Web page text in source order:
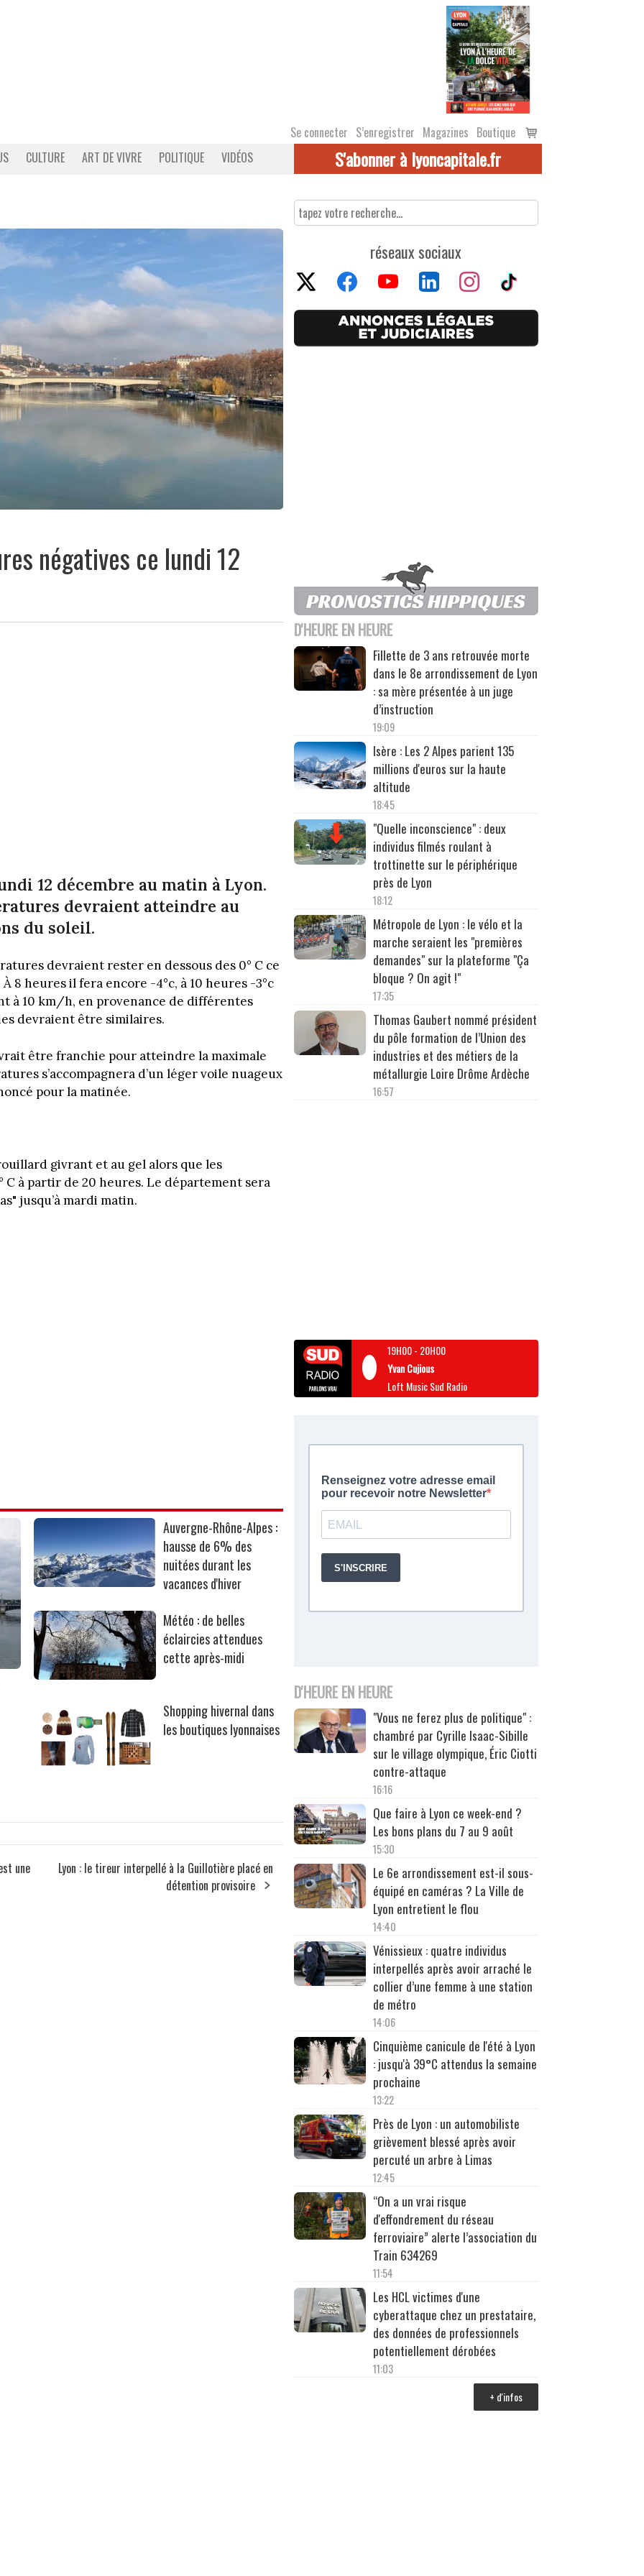
Se connecter S’enregistrer Magazines Boutique
Voir
le
CULTURE ART DE VIVRE POLITIQUE VIDÉOS S'abonner à lyoncapitale.fr
négatives ce lundi 12
12 décembre au matin à Lyon.
devraient atteindre au
du soleil.
devraient rester en dessous des 0° C ce
8 heures il fera encore -4°c, à 10 heures -3°c
à 10 km/h, en provenance de différentes
devraient être similaires.
être franchie pour atteindre la maximale
s’accompagnera d’un léger voile nuageux
pour la matinée.
givrant et au gel alors que les
à partir de 20 heures. Le département sera
jusqu’à mardi matin.
Auvergne-Rhône-Alpes :
hausse de 6% des
nuitées durant les
vacances d'hiver
Météo : de belles
éclaircies attendues
cette après-midi
Shopping hivernal dans
les boutiques lyonnaises
une
Lyon : le tireur interpellé à la Guillotière placé en
détention provisoire
réseaux sociaux
D'HEURE EN HEURE
Fillette de 3 ans retrouvée morte
dans le 8e arrondissement de Lyon
: sa mère présentée à un juge
d’instruction
19:09
Isère : Les 2 Alpes parient 135
millions d'euros sur la haute
altitude
18:45
"Quelle inconscience" : deux
individus filmés roulant à
trottinette sur le périphérique
près de Lyon
18:12
Métropole de Lyon : le vélo et la
marche seraient les "premières
demandes" sur la plateforme "Ça
bloque ? On agit !"
17:35
Thomas Gaubert nommé président
du pôle formation de l’Union des
industries et des métiers de la
métallurgie Loire Drôme Ardèche
16:57
19H00- 20H00
Yvan Cujious
Loft Music Sud Radio
D'HEURE EN HEURE
"Vous ne ferez plus de politique" :
chambré par Cyrille Isaac-Sibille
sur le village olympique, Éric Ciotti
contre-attaque
16:16
Que faire à Lyon ce week-end ?
Les bons plans du 7 au 9 août
15:30
Le 6e arrondissement est-il sous-
équipé en caméras ? La Ville de
Lyon entretient le flou
14:40
Vénissieux : quatre individus
interpellés après avoir arraché le
collier d’une femme à une station
de métro
14:06
Cinquième canicule de l'été à Lyon
: jusqu'à 39°C attendus la semaine
prochaine
13:22
Près de Lyon : un automobiliste
grièvement blessé après avoir
percuté un arbre à Limas
12:45
“On a un vrai risque
d'effondrement du réseau
ferroviaire” alerte l’association du
Train 634269
11:54
Les HCL victimes d'une
cyberattaque chez un prestataire,
des données de professionnels
potentiellement dérobées
11:03
+ d'infos